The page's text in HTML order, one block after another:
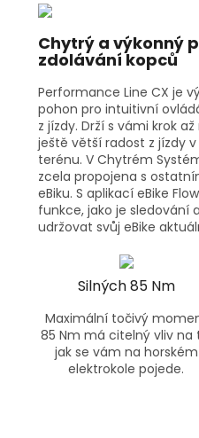
Chytrý a výkonný
zdolávání kopců
Performance Line CX je
pohon pro intuitivní
z jízdy. Drží s vámi krok
ještě větší radost z jízdy
terénu. V Chytrém
zcela propojena s
eBiku. S aplikací eBike
funkce, jako je sledování
udržovat svůj eBike
Silných 85 Nm
Maximální točivý
85 Nm má citelný vliv na
jak se vám na horském
elektrokole pojede.